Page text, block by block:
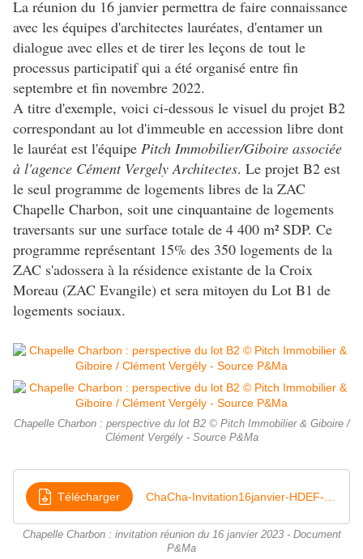
La réunion du 16 janvier permettra de faire connaissance
avec les équipes d'architectes lauréates, d'entamer un
dialogue avec elles et de tirer les leçons de tout le
processus participatif qui a été organisé entre fin
septembre et fin novembre 2022.
A titre d'exemple, voici ci-dessous le visuel du projet B2
correspondant au lot d'immeuble en accession libre dont
le lauréat est l'équipe Pitch Immobilier/Giboire associée
à l'agence Cément Vergely Architectes. Le projet B2 est
le seul programme de logements libres de la ZAC
Chapelle Charbon, soit une cinquantaine de logements
traversants sur une surface totale de 4 400 m² SDP. Ce
programme représentant 15% des 350 logements de la
ZAC s'adossera à la résidence existante de la Croix
Moreau (ZAC Evangile) et sera mitoyen du Lot B1 de
logements sociaux.
Chapelle Charbon : perspective du lot B2 © Pitch Immobilier & Giboire /
Clément Vergély - Source P&Ma
Télécharger
Chapelle Charbon : invitation réunion du 16 janvier 2023 - Document
P&Ma